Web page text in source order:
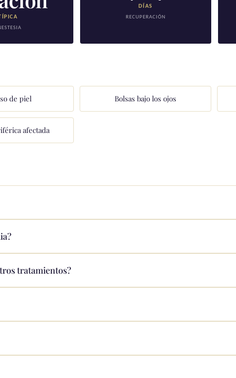
DÍAS
RECUPERACIÓN
de piel Bolsas bajo los ojos
afectada
tratamientos?